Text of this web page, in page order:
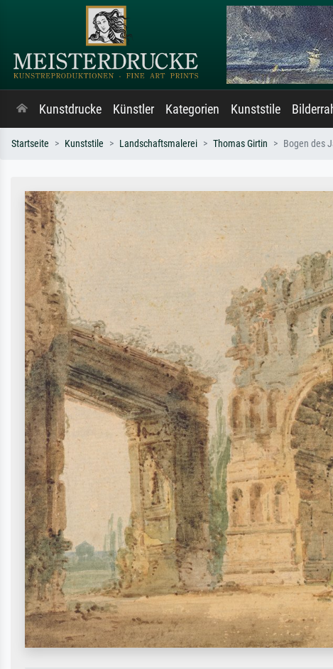
Kunstdrucke Künstler Kategorien Kunststile
Startseite Kunststile Landschaftsmalerei Thomas Girtin Bogen des